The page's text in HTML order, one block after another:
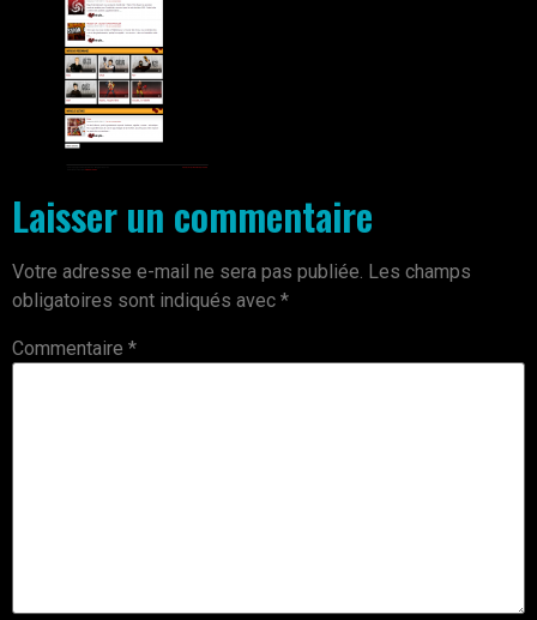
Laisser un commentaire
Votre adresse e-mail ne sera pas publiée. Les champs
obligatoires sont indiqués avec *
Commentaire *